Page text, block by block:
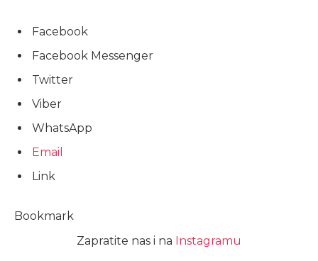
Facebook
Facebook Messenger
Twitter
Viber
WhatsApp
Email
Link
Bookmark
Zapratite nas i na Instagramu